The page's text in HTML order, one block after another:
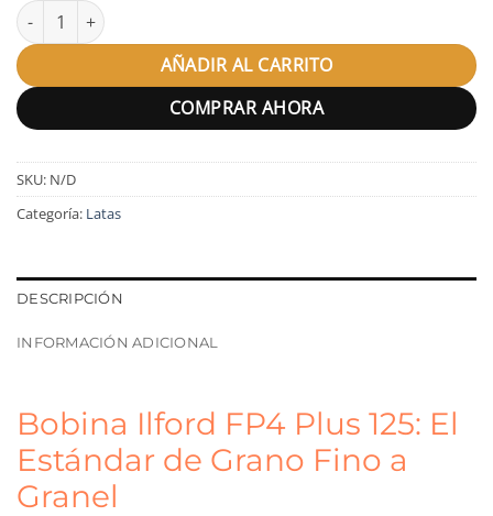
Bobina Ilford FP4 Plus 125 cantidad
AÑADIR AL CARRITO
COMPRAR AHORA
SKU: N/D
Categoría: Latas
DESCRIPCIÓN
INFORMACIÓN ADICIONAL
Bobina Ilford FP4 Plus 125: El
Estándar de Grano Fino a
Granel